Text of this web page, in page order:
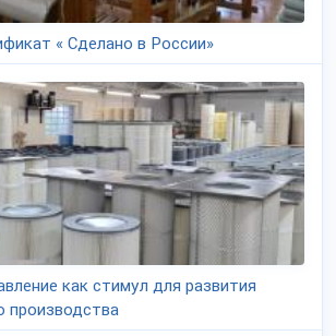
« Сделано в России»
как стимул для развития
производства